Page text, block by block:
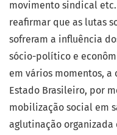
movimento sindical
reafirmar que as lutas
sofreram a influência
sócio-político e
em vários momentos,
Estado Brasileiro, por
mobilização social em
aglutinação organizada